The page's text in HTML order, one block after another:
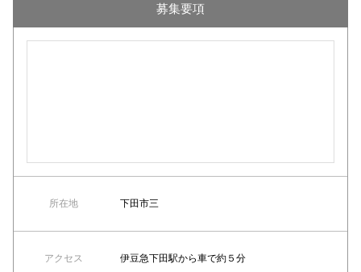
募集要項
所在地 下田市三
アクセス 伊豆急下田駅から車で約５分